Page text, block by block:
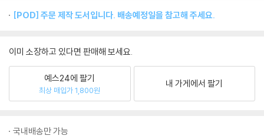
[POD] 주문 제작 도서입니다. 배송예정일을 참고해 주세요.
이미 소장하고 있다면 판매해 보세요.
예스24에 팔기
최상 매입가 1,800원
내 가게에서 팔기
국내배송만 가능